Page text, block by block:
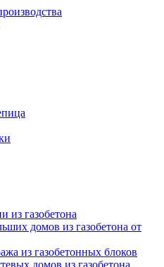
из газобетона
домов из газобетона от
из газобетонных блоков
домов из газобетона